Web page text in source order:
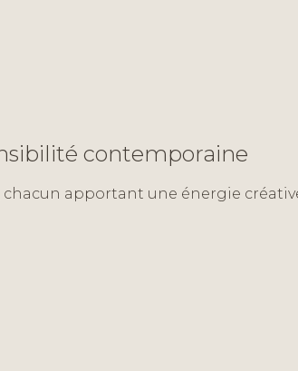
contemporaine
chacun apportant une énergie